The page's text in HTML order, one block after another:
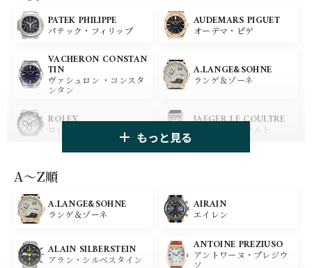
PATEK PHILIPPE
パテック・フィリップ
AUDEMARS PIGUET
オーデマ・ピゲ
VACHERON CONSTAN
TIN
ヴァシュロン ・コンスタ
ンタン
A.LANGE&SOHNE
ランゲ＆ゾーネ
ROLEX
ロレックス
JAEGER LE COULTRE
ジャガー・ルクルト
パネライ
OMEGA
オメガ
BREGUET
ブレゲ
BLANCPAIN
ブランパン
BREITLING
ブライトリング
もっと見る
A〜Z順
A.LANGE&SOHNE
ランゲ＆ゾーネ
AIRAIN
エイレン
ALAIN SILBERSTEIN
アラン・シルベスタイン
ANTOINE PREZIUSO
アントワーヌ・プレジウ
ソ